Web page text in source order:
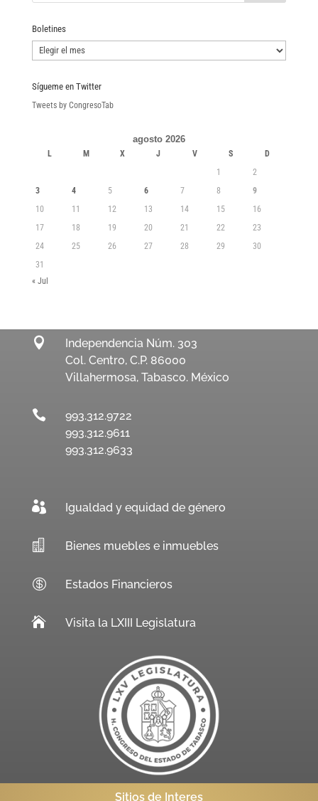
Boletines
Boletines
Sígueme en Twitter
Tweets by CongresoTab
agosto 2026
L M X J V S
D
1
2
3
4 5 6 7 8
9
10
11 12 13 14 15
16
17
18 19 20 21 22
23
24
25 26 27 28 29
30
31
« Jul

Independencia Núm. 303
Col. Centro, C.P. 86000
Villahermosa, Tabasco. México

993.312.9722
993.312.9611
993.312.9633
 Igualdad y equidad de género
 Bienes muebles e inmuebles
 Estados Financieros
 Visita la LXIII Legislatura
Sitios de Interes